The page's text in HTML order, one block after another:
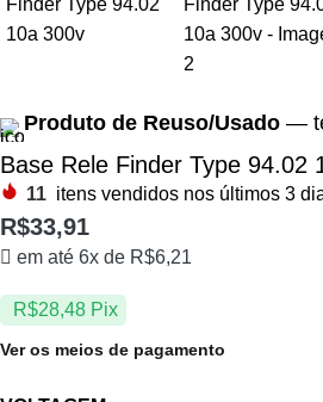
Produto de Reuso/Usado —
Base Rele Finder Type 94.02
11 itens vendidos nos últimos 3
R$33,91
em até 6x de R$6,21
R$28,48 Pix
Ver os meios de pagamento